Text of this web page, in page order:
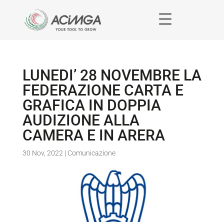
LUNEDI’ 28 NOVEMBRE LA
FEDERAZIONE CARTA E
GRAFICA IN DOPPIA
AUDIZIONE ALLA
CAMERA E IN ARERA
30 Nov, 2022 | Comunicazione